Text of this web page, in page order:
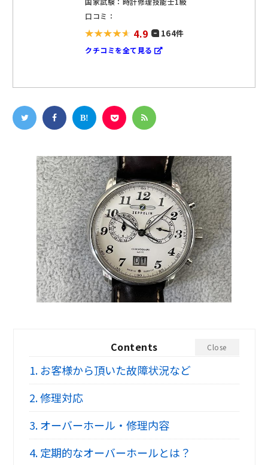
口コミ：
4.9 164件
クチコミを全て見る
Contents Close
1.お客様から頂いた故障状況など
2.修理対応
3.オーバーホール・修理内容
4.定期的なオーバーホールとは？